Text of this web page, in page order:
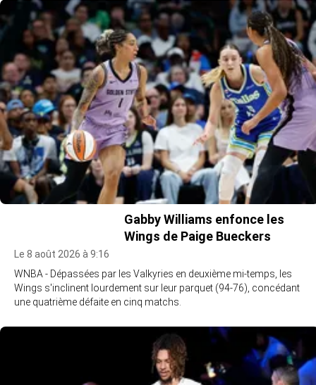
Gabby Williams enfonce les
Wings de Paige Bueckers
Le 8 août 2026 à 9:16
WNBA - Dépassées par les Valkyries en deuxième mi-temps, les
Wings s'inclinent lourdement sur leur parquet (94-76), concédant
une quatrième défaite en cinq matchs.